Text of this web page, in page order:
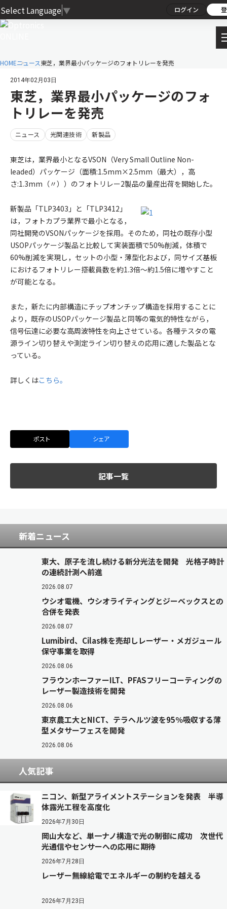
Select Language ▼ ログイン
HOMEニュース東芝，業界最小パッケージのフォトリレーを発売
2014年02月03日
東芝，業界最小パッケージのフォ
トリレーを発売
ニュース 光関連技術 新製品
東芝は，業界最小となるVSON（Very Small Outline Non-
leaded）パッケージ（面積:1.5mm×2.5mm（最大），高
さ:1.3mm（〃））のフォトリレー2製品の量産出荷を開始した。
新製品「TLP3403」と「TLP3412」
は，フォトカプラ業界で最小となる，
同社開発のVSONパッケージを採用。そのため，同社の既存小型
USOPパッケージ製品と比較して実装面積で50%削減，体積で
60%削減を実現し，セットの小型・薄型化および，同サイズ基板
におけるフォトリレー搭載員数を約1.3倍～約1.5倍に増やすこと
が可能となる。
また，新たに内部構造にチップオンチップ構造を採用することに
より，既存のUSOPパッケージ製品と同等の電気的特性ながら，
信号伝達に必要な高周波特性を向上させている。各種テスタの電
源ライン切り替えや測定ライン切り替えの応用に適した製品とな
っている。
詳しくはこちら。
ポスト シェア
記事一覧
新着ニュース
東大、原子を流し続ける新分光法を開発 光格子時計
の連続計測へ前進
2026.08.07
ウシオ電機、ウシオライティングとジーベックスとの
合併を発表
2026.08.07
Lumibird、Cilas株を売却しレーザー・メガジュール
保守事業を取得
2026.08.06
フラウンホーファーILT、PFASフリーコーティングの
レーザー製造技術を開発
2026.08.06
東京農工大とNICT、テラヘルツ波を95％吸収する薄
型メタサーフェスを開発
2026.08.06
人気記事
ニコン、新型アライメントステーションを発表 半導
体露光工程を高度化
2026年7月30日
岡山大など、単一ナノ構造で光の制御に成功 次世代
光通信やセンサーへの応用に期待
2026年7月28日
レーザー無線給電でエネルギーの制約を越える
2026年7月23日